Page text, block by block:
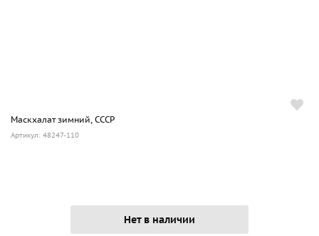
Маскхалат зимний, СССР
Артикул: 48247-110
Нет в наличии